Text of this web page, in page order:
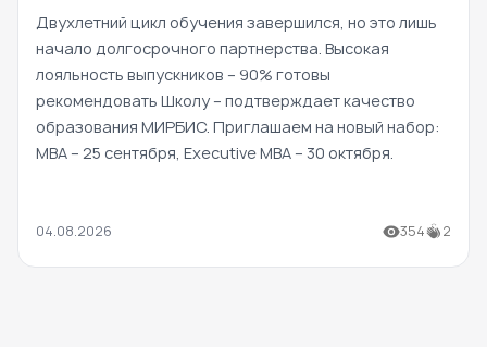
Двухлетний цикл обучения завершился, но это лишь
начало долгосрочного партнерства. Высокая
лояльность выпускников – 90% готовы
рекомендовать Школу – подтверждает качество
образования МИРБИС. Приглашаем на новый набор:
MBA – 25 сентября, Executive MBA – 30 октября.
04.08.2026 354 2